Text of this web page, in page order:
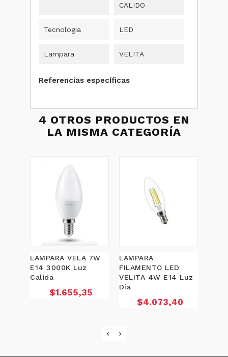
CALIDO
Tecnologia LED
Lampara VELITA
Referencias específicas
4 OTROS PRODUCTOS EN
LA MISMA CATEGORÍA
LAMPARA VELA 7W
E14 3000K Luz
Calida
Precio
$1.655,35
LAMPARA
FILAMENTO LED
VELITA 4W E14 Luz
Dia
Precio
$4.073,40